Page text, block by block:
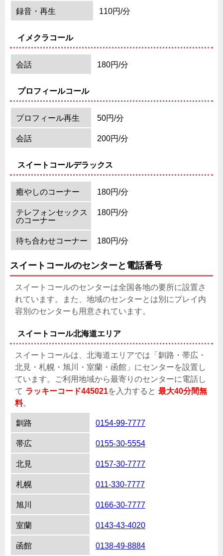
録音・再生 110円/分
イメクラコール
会話 180円/分
プロフィールコール
プロフィール再生 50円/分
会話 200円/分
スイートコールデラックス
癒やしのコーナー 180円/分
テレフォンセックス
のコーナー
180円/分
待ち合わせコーナー 180円/分
スイートコールのセンターと電話番号
スイートコールのセンターは全国各地の要所に設置さ
れています。また、地域のセンターとは別にプレイ内
容別のセンターも用意されています。
スイートコール北海道エリア
スイートコールは、北海道エリアでは「釧路・帯広・
北見・札幌・旭川・室蘭・函館」にセンターを設置し
ています。ご利用地域から最寄りのセンターに電話し
て ラッキーコード445021を入力すると 最大40分間無
料。
釧路 0154-99-7777
帯広 0155-30-5554
北見 0157-30-7777
札幌 011-330-7777
旭川 0166-30-7777
室蘭 0143-43-4020
函館 0138-49-8884